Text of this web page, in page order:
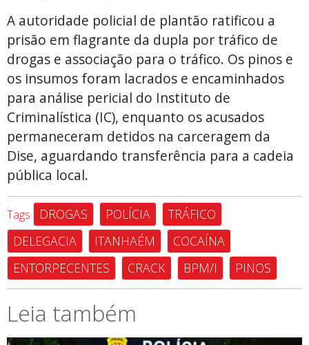
A autoridade policial de plantão ratificou a
prisão em flagrante da dupla por tráfico de
drogas e associação para o tráfico. Os pinos e
os insumos foram lacrados e encaminhados
para análise pericial do Instituto de
Criminalística (IC), enquanto os acusados
permaneceram detidos na carceragem da
Dise, aguardando transferência para a cadeia
pública local.
Tags DROGAS POLÍCIA
TRÁFICO
DELEGACIA
ITANHAÉM
COCAÍNA
ENTORPECENTES
CRACK BPM/I PINOS
Leia também